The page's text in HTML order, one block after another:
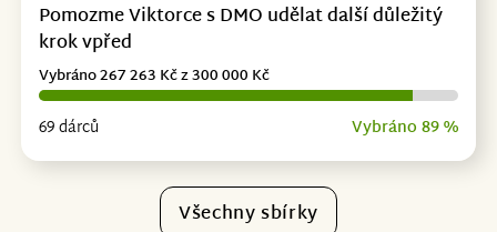
Pomozme Viktorce s DMO udělat další důležitý
krok vpřed
69 dárců Vybráno 89 %
Vybráno 267 263 Kč z 300 000 Kč
Všechny sbírky